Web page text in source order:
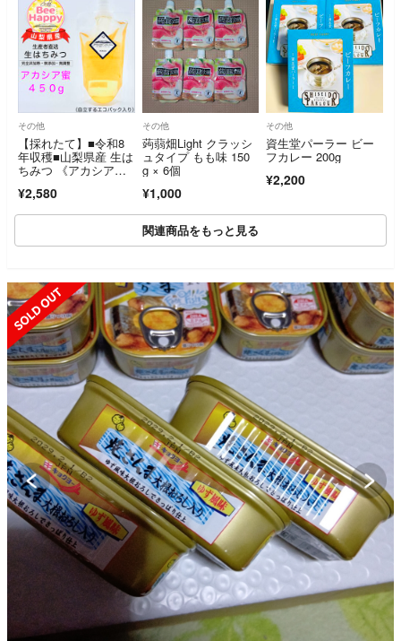
その他
【採れたて】■令和8
年収穫■山梨県産 生は
ちみつ 《アカシア》4
¥2,580
その他
蒟蒻畑Light クラッシ
ュタイプ もも味 150
g × 6個
¥1,000
その他
資生堂パーラー ビー
フカレー 200g
¥2,200
関連商品をもっと見る
SOLD OUT